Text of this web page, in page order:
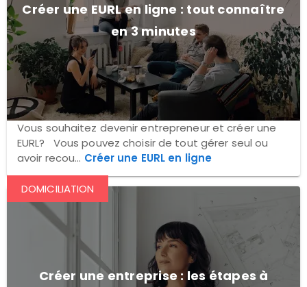
Créer une EURL en ligne : tout connaître
en 3 minutes
Vous souhaitez devenir entrepreneur et créer une
EURL? Vous pouvez choisir de tout gérer seul ou
avoir recou... Créer une EURL en ligne
Créer une entreprise : les étapes à
DOMICILIATION